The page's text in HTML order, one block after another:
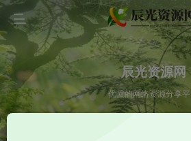
辰光资源网
优质的网络资源分享